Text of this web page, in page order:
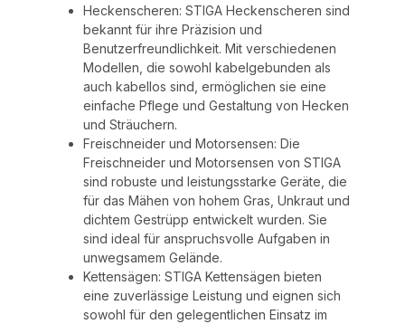
Heckenscheren: STIGA Heckenscheren sind
bekannt für ihre Präzision und
Benutzerfreundlichkeit. Mit verschiedenen
Modellen, die sowohl kabelgebunden als
auch kabellos sind, ermöglichen sie eine
einfache Pflege und Gestaltung von Hecken
und Sträuchern.
Freischneider und Motorsensen: Die
Freischneider und Motorsensen von STIGA
sind robuste und leistungsstarke Geräte, die
für das Mähen von hohem Gras, Unkraut und
dichtem Gestrüpp entwickelt wurden. Sie
sind ideal für anspruchsvolle Aufgaben in
unwegsamem Gelände.
Kettensägen: STIGA Kettensägen bieten
eine zuverlässige Leistung und eignen sich
sowohl für den gelegentlichen Einsatz im